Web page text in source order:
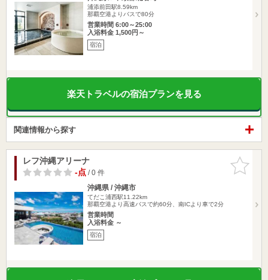
浦添前田駅8.59km
那覇空港よりバスで80分
営業時間 6:00～25:00
入浴料金 1,500円～
宿泊
楽天トラベルの宿泊プランを見る
関連情報から探す
お気に入
りに追加
レフ沖縄アリーナ
-点/ 0 件
沖縄県 / 沖縄市
てだこ浦西駅11.22km
那覇空港より高速バスで約60分、南ICより車で2分
営業時間
入浴料金 ～
宿泊